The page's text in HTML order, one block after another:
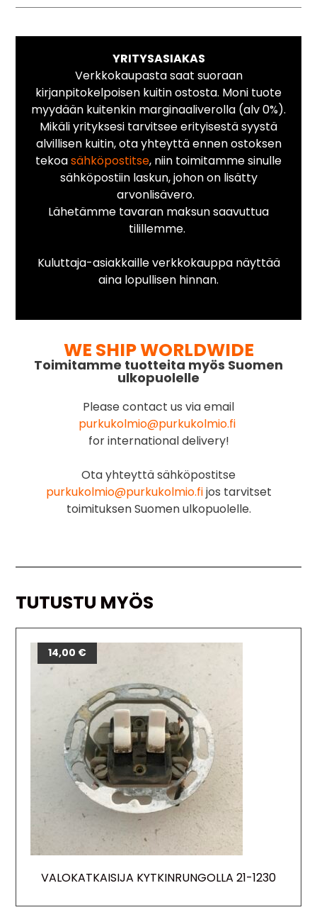
YRITYSASIAKAS
Verkkokaupasta saat suoraan
kirjanpitokelpoisen kuitin ostosta. Moni tuote
myydään kuitenkin marginaaliverolla (alv 0%).
Mikäli yrityksesi tarvitsee erityisestä syystä
alvillisen kuitin, ota yhteyttä ennen ostoksen
tekoasähköpostitse, niin toimitamme sinulle
sähköpostiin laskun, johon on lisätty
arvonlisävero.
Lähetämme tavaran maksun saavuttua
tilillemme.
Kuluttaja-asiakkaille verkkokauppa näyttää
aina lopullisen hinnan.
WE SHIP WORLDWIDE
Toimitamme tuotteita myös Suomen
ulkopuolelle
Please contact us via email
purkukolmio@purkukolmio.fi
for international delivery!
Ota yhteyttä sähköpostitse
purkukolmio@purkukolmio.fijos tarvitset
toimituksen Suomen ulkopuolelle.
TUTUSTU MYÖS
VALOKATKAISIJA KYTKINRUNGOLLA 21-1230
14,00 €